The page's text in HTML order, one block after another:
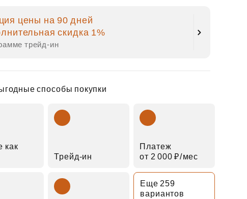
цены на 90 дней
скидка 1%
трейд‑ин
способы покупки
как
Трейд‑ин
Платеж
от 2 000 ₽⁠/⁠мес
Еще 259
вариантов